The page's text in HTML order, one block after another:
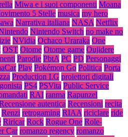
Miwa e i suoi componenti Moana
5 Stelle musica my hero
Narrativa italiana NASA Netflix
Nintendo Switch no make no
NVidia Ochaco Uraraka One
OST Otome Otome game Oujidere
Parodie PbtA PC PD Personaggi
Play Pokémon Go Politica Porta
Production I.G proiettori digitali
PS4 PSVita Public Service
RAI ranma Rapunzel
autentica Recensioni recita
Renzi retrogaming RIAA riciclare ride
Riricar Rock Rogue One Role-
Car romanzo regency romanzo